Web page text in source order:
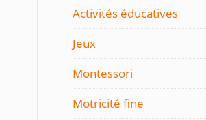
Activités éducatives
Jeux
Montessori
Motricité fine